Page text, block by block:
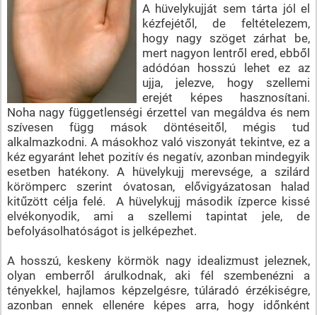
A hüvelykujját sem tárta jól el
kézfejétől, de feltételezem,
hogy nagy szöget zárhat be,
mert nagyon lentről ered, ebből
adódóan hosszú lehet ez az
ujja, jelezve, hogy szellemi
erejét képes hasznosítani.
Noha nagy függetlenségi érzettel van megáldva és nem
szívesen függ mások döntéseitől, mégis tud
alkalmazkodni. A másokhoz való viszonyát tekintve, ez a
kéz egyaránt lehet pozitív és negatív, azonban mindegyik
esetben hatékony. A hüvelykujj merevsége, a szilárd
körömperc szerint óvatosan, elővigyázatosan halad
kitűzött célja felé. A hüvelykujj második ízperce kissé
elvékonyodik, ami a szellemi tapintat jele, de
befolyásolhatóságot is jelképezhet.
A hosszú, keskeny körmök nagy idealizmust jeleznek,
olyan emberről árulkodnak, aki fél szembenézni a
tényekkel, hajlamos képzelgésre, túláradó érzékiségre,
azonban ennek ellenére képes arra, hogy időnként